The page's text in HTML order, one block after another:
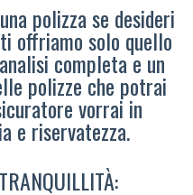
polizza se desideri
offriamo solo quello
completa e un
polizze che potrai
vorrai in
e riservatezza.